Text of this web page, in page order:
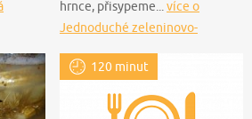
hrnce, přisypeme... více o
Jednoduché zeleninovo-
na topinky - sterilované
120 minut